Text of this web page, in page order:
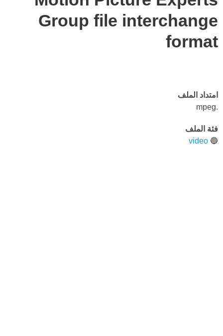
Group file interchange
format
امتداد الملف
.mpeg
فئة الملف
🔵
video